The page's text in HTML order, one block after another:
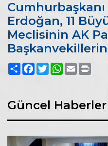
Erdoğan, 11
Meclisinin AK
PaylaşFacebook
TwitterWhatsApp
Email
Güncel Haberler